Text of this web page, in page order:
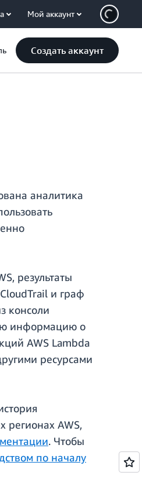
Мой аккаунт
Создать аккаунт
аналитика
результаты
и граф
консоли
информацию о
AWS Lambda
ресурсами
регионах AWS,
. Чтобы
по началу